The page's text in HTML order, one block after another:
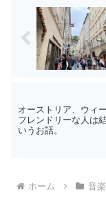
オーストリア、ウィ
フレンドリーな人は
いうお話。
ホーム 音